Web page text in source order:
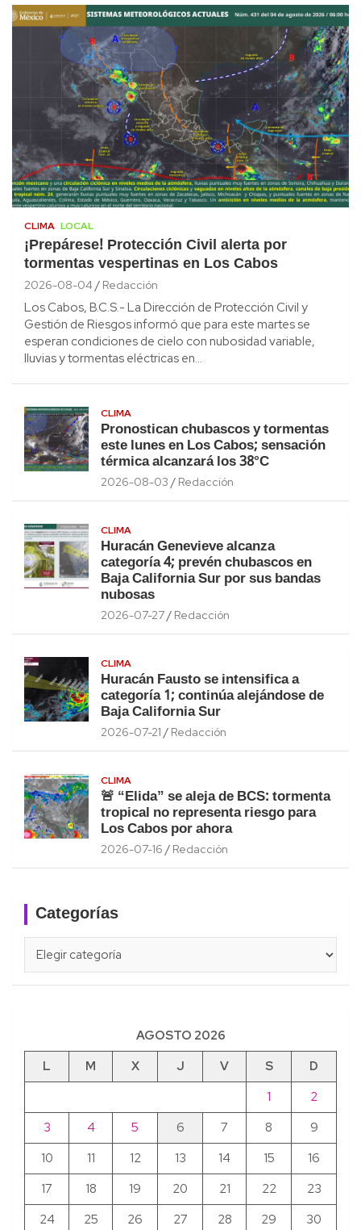
CLIMA LOCAL
¡Prepárese! Protección Civil alerta por
tormentas vespertinas en Los Cabos
2026-08-04 Redacción
Los Cabos, B.C.S.- La Dirección de Protección Civil y
Gestión de Riesgos informó que para este martes se
esperan condiciones de cielo con nubosidad variable,
lluvias y tormentas eléctricas en…
CLIMA
Pronostican chubascos y tormentas
este lunes en Los Cabos; sensación
térmica alcanzará los 38°C
2026-08-03 Redacción
CLIMA
Huracán Genevieve alcanza
categoría 4; prevén chubascos en
Baja California Sur por sus bandas
nubosas
2026-07-27 Redacción
CLIMA
Huracán Fausto se intensifica a
categoría 1; continúa alejándose de
Baja California Sur
2026-07-21 Redacción
CLIMA
🚨 “Elida” se aleja de BCS: tormenta
tropical no representa riesgo para
Los Cabos por ahora
2026-07-16 Redacción
Categorías
AGOSTO 2026
L
M X J V S
D
1
2
3
4 5 6 7 8
9
10
11 12 13 14 15
16
17
18 19 20 21 22
23
24
25 26 27 28 29 30